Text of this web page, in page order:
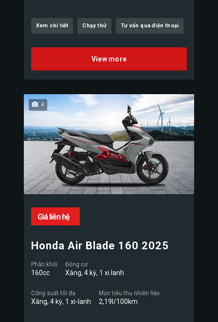
Xem chi tiết Chạy thử Tư vấn qua điện thoại
View more
4
Giá liên hệ
Honda Air Blade 160 2025
Phân khối
160cc
Động cơ
Xăng, 4 kỳ, 1 xi lanh
Công suất tối đa
Xăng, 4 kỳ, 1 xi-lanh
Mức tiêu thụ nhiên liệu
2,19l/100km